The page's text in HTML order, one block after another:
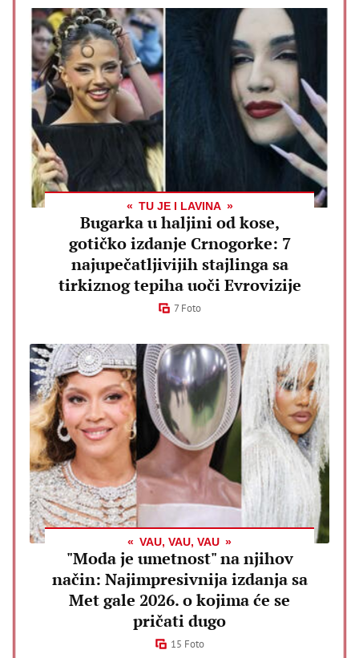
TU JE I LAVINA
Bugarka u haljini od kose,
gotičko izdanje Crnogorke: 7
najupečatljivijih stajlinga sa
tirkiznog tepiha uoči Evrovizije
7 Foto
VAU, VAU, VAU
"Moda je umetnost" na njihov
način: Najimpresivnija izdanja sa
Met gale 2026. o kojima će se
pričati dugo
15 Foto